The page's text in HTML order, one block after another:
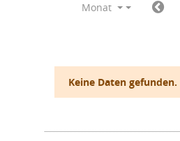
Monat
Keine Daten gefunden.